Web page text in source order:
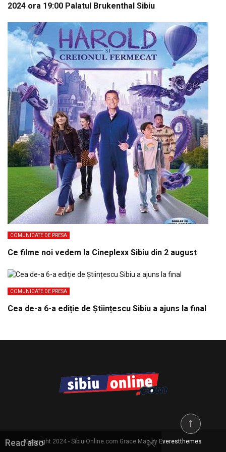
2024 ora 19:00 Palatul Brukenthal Sibiu
COMUNICATE DE PRESA
Ce filme noi vedem la Cineplexx Sibiu din 2 august
COMUNICATE DE PRESA
Cea de-a 6-a ediție de Științescu Sibiu a ajuns la final
Copyright 2024 - SibiuiOnline.com Grace Mag by Everestthemes